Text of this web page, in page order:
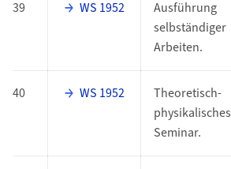
39 WS 1952
Ausführung
selbständiger
Arbeiten.
40 WS 1952
Theoretisch-
physikalisches
Seminar.